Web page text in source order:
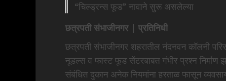
“चिल्ड्रन्स फूड” नावाने सुरू असलेल्या
छत्रपती संभाजीनगर | प्रतिनिधी
छत्रपती संभाजीनगर शहरातील नंदनवन कॉलनी
नूडल्स व फास्ट फूड सेंटरबाबत गंभीर प्रश्न निर्माण
संबंधित दुकान अनेक नियमांना हरताळ फासून